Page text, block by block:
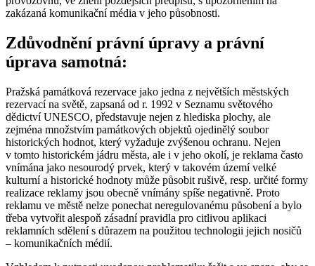
zakázaná komunikační média v jeho působnosti.
Zdůvodnění právní úpravy a právní
úprava samotná:
Pražská památková rezervace jako jedna z největších městských
rezervací na světě, zapsaná od r. 1992 v Seznamu světového
dědictví UNESCO, představuje nejen z hlediska plochy, ale
zejména množstvím památkových objektů ojedinělý soubor
historických hodnot, který vyžaduje zvýšenou ochranu. Nejen
v tomto historickém jádru města, ale i v jeho okolí, je reklama často
vnímána jako nesourodý prvek, který v takovém území velké
kulturní a historické hodnoty může působit rušivě, resp. určité formy
realizace reklamy jsou obecně vnímány spíše negativně. Proto
reklamu ve městě nelze ponechat neregulovanému působení a bylo
třeba vytvořit alespoň zásadní pravidla pro citlivou aplikaci
reklamních sdělení s důrazem na použitou technologii jejich nosičů
– komunikačních médií.